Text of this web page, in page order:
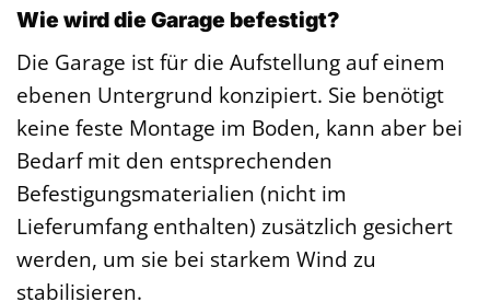
Wie wird die Garage befestigt?
Die Garage ist für die Aufstellung auf einem
ebenen Untergrund konzipiert. Sie benötigt
keine feste Montage im Boden, kann aber bei
Bedarf mit den entsprechenden
Befestigungsmaterialien (nicht im
Lieferumfang enthalten) zusätzlich gesichert
werden, um sie bei starkem Wind zu
stabilisieren.